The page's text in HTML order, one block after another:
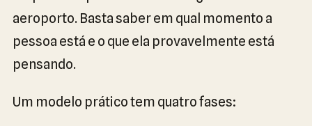
aeroporto. Basta saber em qual momento a
pessoa está e o que ela provavelmente está
pensando.
Um modelo prático tem quatro fases: